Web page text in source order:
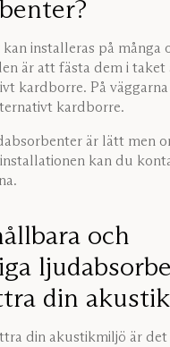
installeras på många
är att fästa dem i taket
kardborre. På
kardborre.
är lätt men
kan du
och
din
din akustikmiljö är